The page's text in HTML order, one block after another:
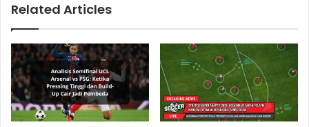
Related Articles